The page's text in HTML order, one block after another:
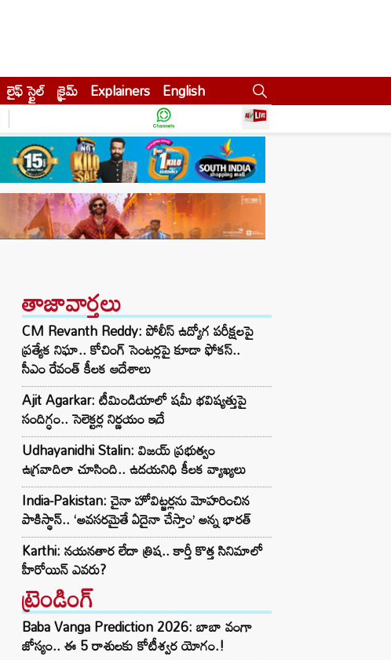
లైఫ్ స్టైల్ క్రైమ్ Explainers English
తాజావార్తలు
CM Revanth Reddy: పోలీస్ ఉద్యోగ పరీక్షలపై
ప్రత్యేక నిఘా.. కోచింగ్ సెంటర్లపై కూడా ఫోకస్..
సీఎం రేవంత్ కీలక ఆదేశాలు
Ajit Agarkar: టీమిండియాలో షమీ భవిష్యత్తుపై
సందిగ్ధం.. సెలెక్టర్ల నిర్ణయం ఇదే
Udhayanidhi Stalin: విజయ్ ప్రభుత్వం
ఉగ్రవాదిలా చూసింది.. ఉదయనిధి కీలక వ్యాఖ్యలు
India-Pakistan: చైనా హోవిట్జర్లను మోహరించిన
పాకిస్థాన్.. ‘అవసరమైతే ఏదైనా చేస్తాం’ అన్న భారత్
Karthi: నయనతార లేదా త్రిష.. కార్తీ కొత్త సినిమాలో
హీరోయిన్ ఎవరు?
ట్రెండింగ్‌
Baba Vanga Prediction 2026: బాబా వంగా
జోస్యం.. ఈ 5 రాశులకు కోటీశ్వర యోగం.!